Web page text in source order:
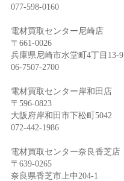
077-598-0160
電材買取センター尼崎店
〒661-0026
兵庫県尼崎市水堂町4丁目13-9
06-7507-2700
電材買取センター岸和田店
〒596-0823
大阪府岸和田市下松町5042
072-442-1986
電材買取センター奈良香芝店
〒639-0265
奈良県香芝市上中204-1